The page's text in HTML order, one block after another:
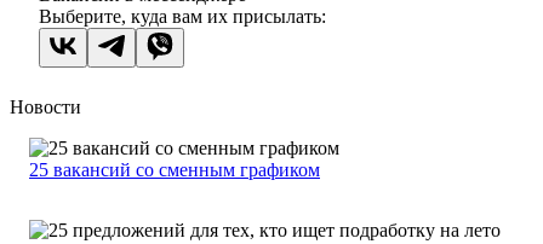
Выберите, куда вам их присылать:
Новости
25 вакансий со сменным графиком